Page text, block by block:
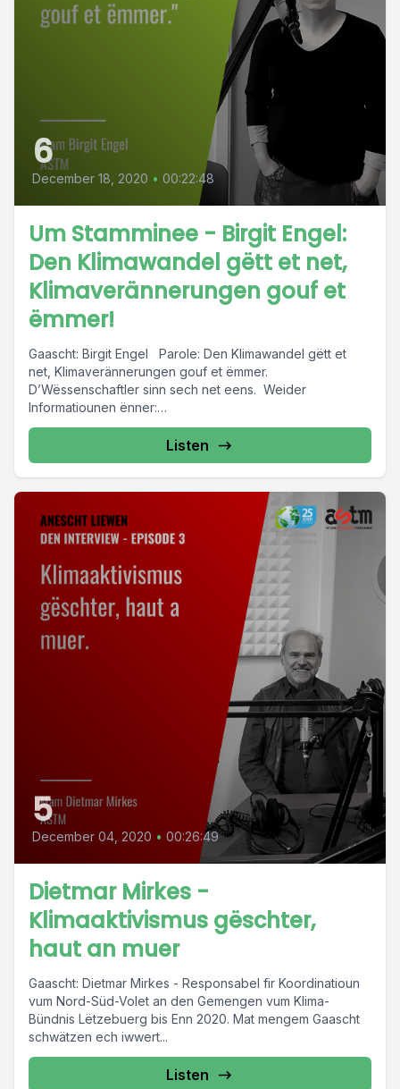
6
December 18, 2020 • 00:22:48
Um Stamminee - Birgit Engel:
Den Klimawandel gëtt et net,
Klimaverännerungen gouf et
ëmmer!
Gaascht: Birgit Engel Parole: Den Klimawandel gëtt et
net, Klimaverännerungen gouf et ëmmer.
D’Wëssenschaftler sinn sech net eens. Weider
Informatiounen ënner:
https://www.klimabuendnis.lu/faktencheck-klimawandel-1/
Listen
5
December 04, 2020 • 00:26:49
Dietmar Mirkes -
Klimaaktivismus gëschter,
haut an muer
Gaascht: Dietmar Mirkes - Responsabel fir Koordinatioun
vum Nord-Süd-Volet an den Gemengen vum Klima-
Bündnis Lëtzebuerg bis Enn 2020. Mat mengem Gaascht
schwätzen ech iwwert...
Listen